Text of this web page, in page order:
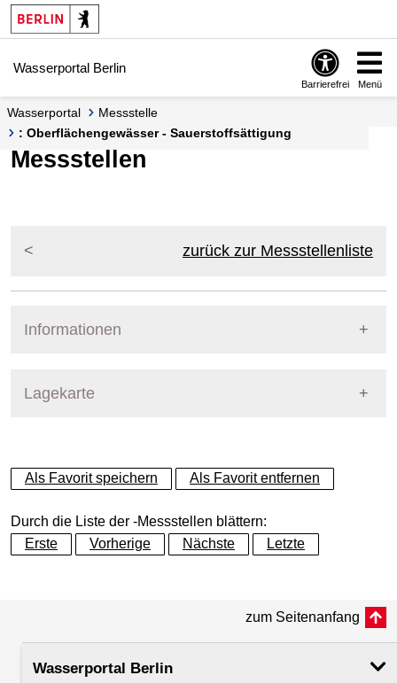
Springe zur Navigation
Springe zum Inhalt
Wasserportal Berlin
Barrierefrei Menü
Wasserportal
Messstelle
: Oberflächengewässer - Sauerstoffsättigung
Messstellen
zurück zur Messstellenliste
Informationen
Lagekarte
+
−
Als Favorit speichern Als Favorit entfernen
Durch die Liste der -Messstellen blättern:
Erste
Vorherige Nächste Letzte
zum Seitenanfang
Wasserportal Berlin